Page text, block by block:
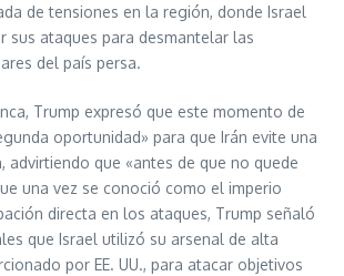
de tensiones en la región, donde Israel
sus ataques para desmantelar las
del país persa.
Trump expresó que este momento de
oportunidad» para que Irán evite una
advirtiendo que «antes de que no quede
una vez se conoció como el imperio
directa en los ataques, Trump señaló
que Israel utilizó su arsenal de alta
por EE. UU., para atacar objetivos